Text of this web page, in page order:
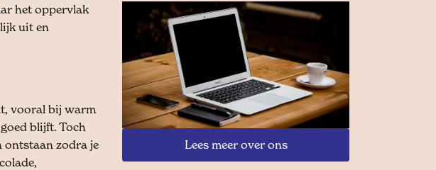
het oppervlak
uit en
vooral bij warm
blijft. Toch
ontstaan zodra je
Lees meer over ons